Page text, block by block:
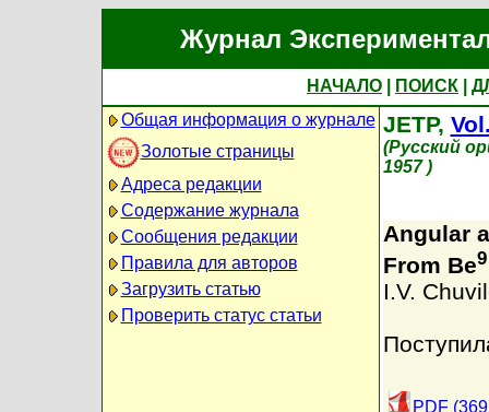
Журнал
НАЧАЛО ПОИСК
Общая информация о журнале
Золотые страницы
Адреса редакции
Содержание журнала
Сообщения редакции
Правила для авторов
Загрузить статью
Проверить статус статьи
JETP,
(Русский
1957 )
Angular
From Be9
I.V.
PDF